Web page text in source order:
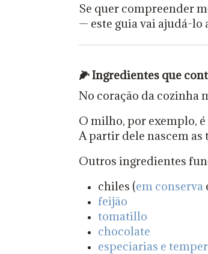
Se quer compreender
— este guia vai ajudá-lo
🌽Ingredientes que
No coração da cozinha
O milho, por exemplo,
A partir dele nascem
Outros ingredientes
chiles (em conserva
feijão
tomatillo
chocolate
especiarias e